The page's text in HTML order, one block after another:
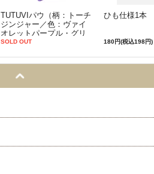
TUTUVIパウ（柄：トーチ
ジンジャー／色：ヴァイ
オレットパープル・グリ
ーン）
SOLD OUT
ひも仕様1本
180円(税込198円)